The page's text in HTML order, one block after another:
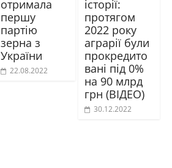
отримала
першу
партію
зерна з
України
22.08.2022
історії:
протягом
2022 року
аграрії були
прокредито
вані під 0%
на 90 млрд
грн (ВІДЕО)
30.12.2022